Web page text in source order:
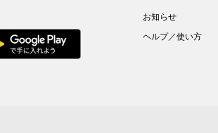
お知らせ
ヘルプ／使い方